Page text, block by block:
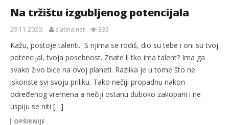
Na tržištu izgubljenog potencijala
29.11.2020. slatina.net 333
Kažu, postoje talenti. S njima se rodiš, dio su tebe i oni su tvoj
potencijal, tvoja posebnost. Znate li tko ima talent? Ima ga
svako živo biće na ovoj planeti. Razlika je u tome što ne
iskoriste svi svoju priliku. Tako nečiji propadnu nakon
određenog vremena a nečiji ostanu duboko zakopani i ne
uspiju se niti […]
OPŠIRNIJE